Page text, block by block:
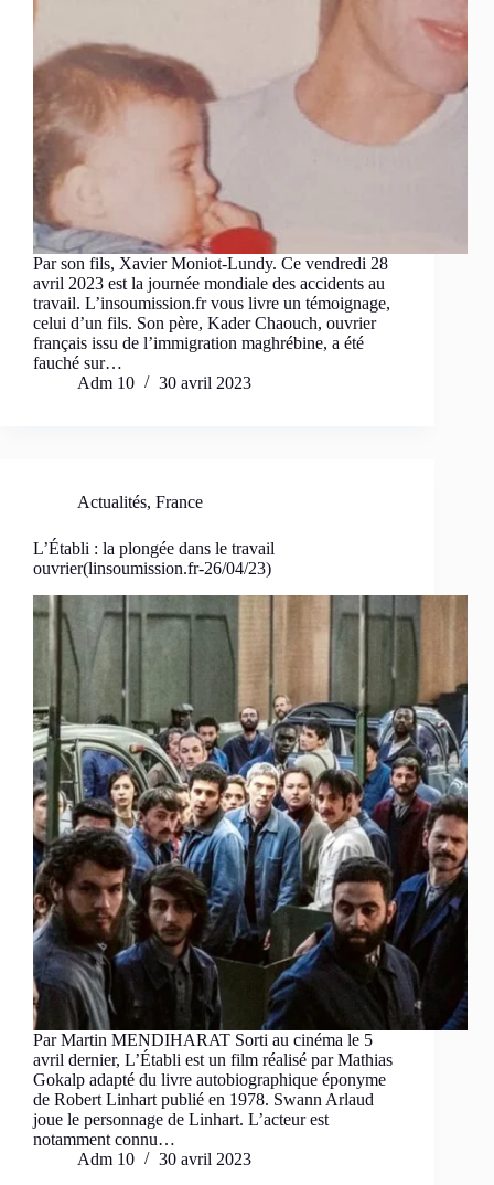
Par son fils, Xavier Moniot-Lundy. Ce vendredi 28
avril 2023 est la journée mondiale des accidents au
travail. L’insoumission.fr vous livre un témoignage,
celui d’un fils. Son père, Kader Chaouch, ouvrier
français issu de l’immigration maghrébine, a été
fauché sur…
Adm 10
30 avril 2023
Actualités, France
L’Établi : la plongée dans le travail
ouvrier(linsoumission.fr-26/04/23)
Par Martin MENDIHARAT Sorti au cinéma le 5
avril dernier, L’Établi est un film réalisé par Mathias
Gokalp adapté du livre autobiographique éponyme
de Robert Linhart publié en 1978. Swann Arlaud
joue le personnage de Linhart. L’acteur est
notamment connu…
Adm 10
30 avril 2023